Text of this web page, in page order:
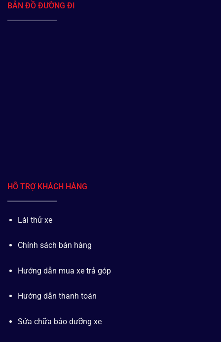
BẢN ĐỒ ĐƯỜNG ĐI
HỖ TRỢ KHÁCH HÀNG
Lái thử xe
Chính sách bán hàng
Hướng dẫn mua xe trả góp
Hướng dẫn thanh toán
Sửa chữa bảo dưỡng xe